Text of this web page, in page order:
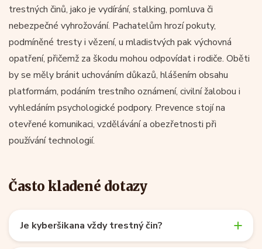
trestných činů, jako je vydírání, stalking, pomluva či
nebezpečné vyhrožování. Pachatelům hrozí pokuty,
podmíněné tresty i vězení, u mladistvých pak výchovná
opatření, přičemž za škodu mohou odpovídat i rodiče. Oběti
by se měly bránit uchováním důkazů, hlášením obsahu
platformám, podáním trestního oznámení, civilní žalobou i
vyhledáním psychologické podpory. Prevence stojí na
otevřené komunikaci, vzdělávání a obezřetnosti při
používání technologií.
Často kladené dotazy
Je kyberšikana vždy trestný čin?